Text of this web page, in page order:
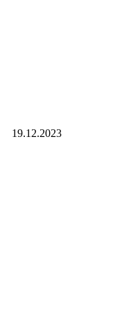
19.12.2023